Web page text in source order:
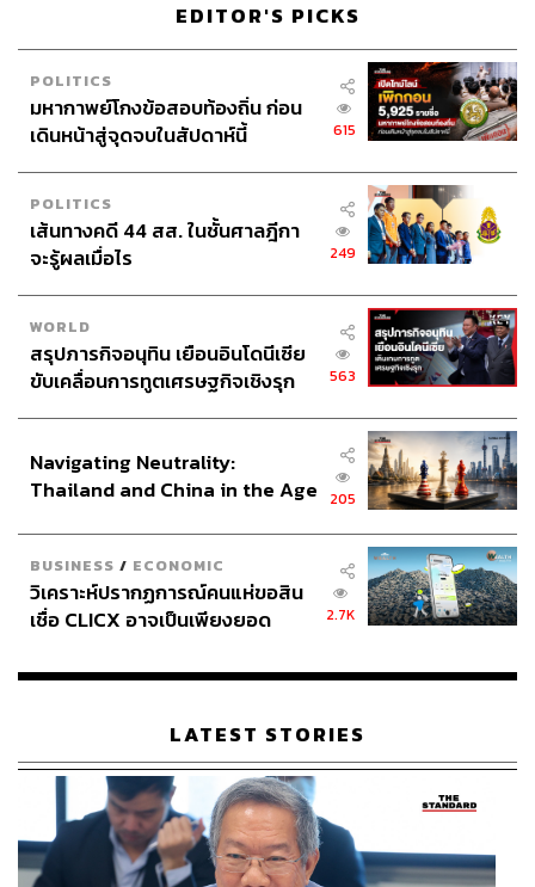
EDITOR'S PICKS
POLITICS
มหากาพย์โกงข้อสอบท้องถิ่น ก่อน
เดินหน้าสู่จุดจบในสัปดาห์นี้
615
POLITICS
เส้นทางคดี 44 สส. ในชั้นศาลฎีกา
จะรู้ผลเมื่อไร
249
WORLD
สรุปภารกิจอนุทิน เยือนอินโดนีเซีย
ขับเคลื่อนการทูตเศรษฐกิจเชิงรุก
563
Navigating Neutrality:
Thailand and China in the Age
205
BUSINESS / ECONOMIC
วิเคราะห์ปรากฏการณ์คนแห่ขอสิน
เชื่อ CLICX อาจเป็นเพียงยอด
เรือนไทยที่ถูกซุกไว้
2.7K
LATEST STORIES